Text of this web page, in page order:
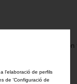
de cara al segon
l'elaboració de perfils
de 'Configuració de